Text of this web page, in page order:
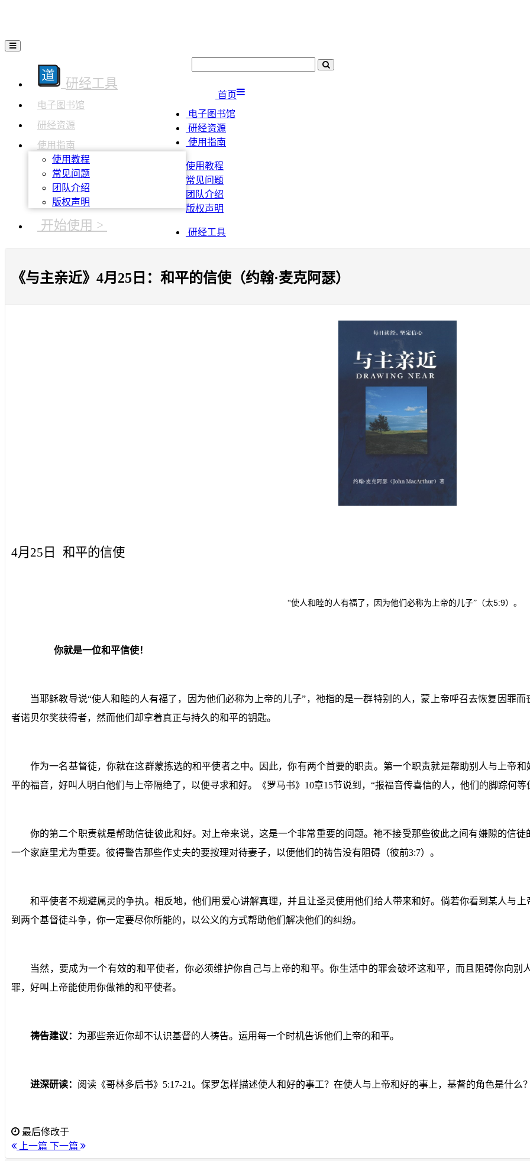
研经工具
电子图书馆
研经资源
使用指南
使用教程
常见问题
团队介绍
版权声明
开始使用 >
首页
电子图书馆
研经资源
使用指南
使用教程
常见问题
团队介绍
版权声明
研经工具
《与主亲近》4月25日：和平的信使（约翰·麦克阿瑟）
4月25日 和平的信使
“使人和睦的人有福了，因为他们必称为上帝的儿子”（太5:9）。
你就是一位和平信使！
当耶稣教导说“使人和睦的人有福了，因为他们必称为上帝的儿子”，祂指的是一群特别的人，蒙上帝呼召去恢复因罪
者诺贝尔奖获得者，然而他们却拿着真正与持久的和平的钥匙。
作为一名基督徒，你就在这群蒙拣选的和平使者之中。因此，你有两个首要的职责。第一个职责就是帮助别人与上帝
平的福音，好叫人明白他们与上帝隔绝了，以便寻求和好。《罗马书》 10章15节说到，“报福音传喜信的人，他们的脚踪何等
你的第二个职责就是帮助信徒彼此和好。对上帝来说，这是一个非常重要的问题。祂不接受那些彼此之间有嫌隙的信
一个家庭里尤为重要。彼得警告那些作丈夫的要按理对待妻子，以便他们的祷告没有阻碍（彼前3:7）。
和平使者不规避属灵的争执。相反地，他们用爱心讲解真理，并且让圣灵使用他们给人带来和好。倘若你看到某人与
到两个基督徒斗争，你一定要尽你所能的，以公义的方式帮助他们解决他们的纠纷。
当然，要成为一个有效的和平使者，你必须维护你自己与上帝的和平。你生活中的罪会破坏这和平，而且阻碍你向
罪，好叫上帝能使用你做祂的和平使者。
祷告建议： 为那些亲近你却不认识基督的人祷告。运用每一个时机告诉他们上帝的和平。
进深研读： 阅读《哥林多后书》 5:17-21。保罗怎样描述使人和好的事工？在使人与上帝和好的事上，基督的角色是什么？
最后修改于
上一篇 下一篇